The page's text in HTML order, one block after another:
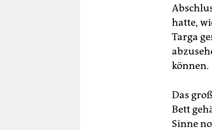
hatte,
Targa
können.
Das
Bett
Sinne